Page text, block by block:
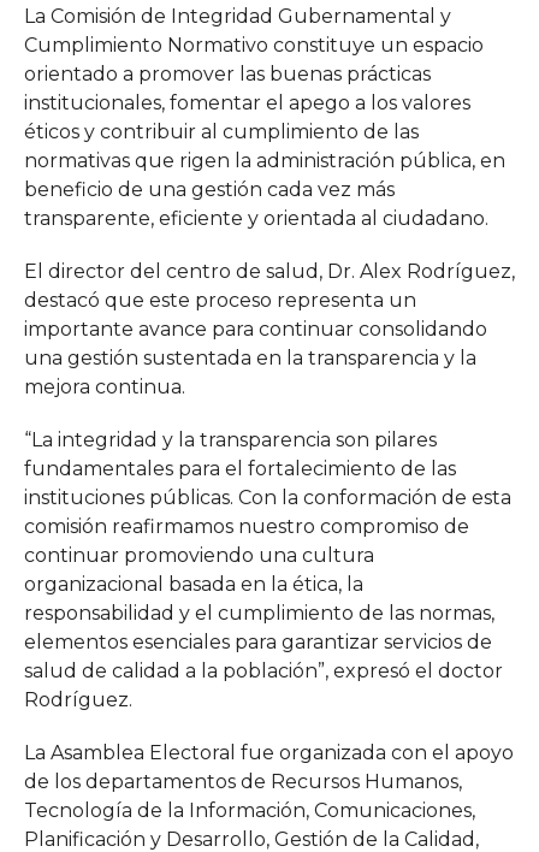
La Comisión de Integridad Gubernamental y
Cumplimiento Normativo constituye un espacio
orientado a promover las buenas prácticas
institucionales, fomentar el apego a los valores
éticos y contribuir al cumplimiento de las
normativas que rigen la administración pública, en
beneficio de una gestión cada vez más
transparente, eficiente y orientada al ciudadano.
El director del centro de salud, Dr. Alex Rodríguez,
destacó que este proceso representa un
importante avance para continuar consolidando
una gestión sustentada en la transparencia y la
mejora continua.
“La integridad y la transparencia son pilares
fundamentales para el fortalecimiento de las
instituciones públicas. Con la conformación de esta
comisión reafirmamos nuestro compromiso de
continuar promoviendo una cultura
organizacional basada en la ética, la
responsabilidad y el cumplimiento de las normas,
elementos esenciales para garantizar servicios de
salud de calidad a la población”, expresó el doctor
Rodríguez.
La Asamblea Electoral fue organizada con el apoyo
de los departamentos de Recursos Humanos,
Tecnología de la Información, Comunicaciones,
Planificación y Desarrollo, Gestión de la Calidad,